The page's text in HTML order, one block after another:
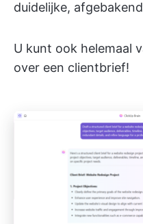
duidelijke,
U kunt ook helemaal
over een clientbrief!